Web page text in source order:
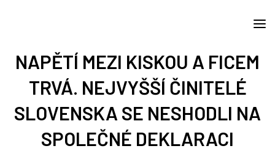
NAPĚTÍ MEZI KISKOU A FICEM
TRVÁ. NEJVYŠŠÍ ČINITELÉ
SLOVENSKA SE NESHODLI NA
SPOLEČNÉ DEKLARACI